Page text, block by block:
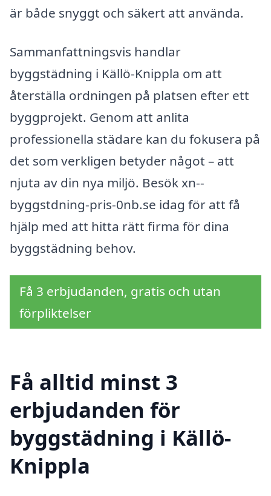
är både snyggt och säkert att använda.
Sammanfattningsvis handlar
byggstädning i Källö-Knippla om att
återställa ordningen på platsen efter ett
byggprojekt. Genom att anlita
professionella städare kan du fokusera på
det som verkligen betyder något – att
njuta av din nya miljö. Besök xn--
byggstdning-pris-0nb.se idag för att få
hjälp med att hitta rätt firma för dina
byggstädning behov.
Få 3 erbjudanden, gratis och utan
förpliktelser
Få alltid minst 3
erbjudanden för
byggstädning i Källö-
Knippla